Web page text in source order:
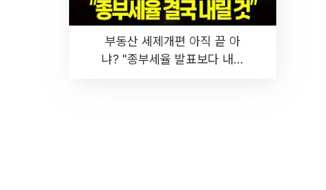
부동산 세제개편 아직 끝 아
냐? "종부세율 발표보다 내릴